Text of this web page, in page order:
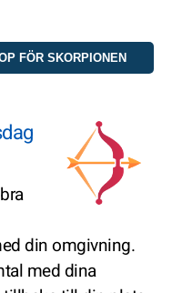
din omgivning.
med dina